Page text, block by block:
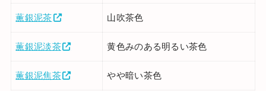
薫銀泥茶 山吹茶色
薫銀泥淡茶 黄色みのある明るい茶色
薫銀泥焦茶 やや暗い茶色